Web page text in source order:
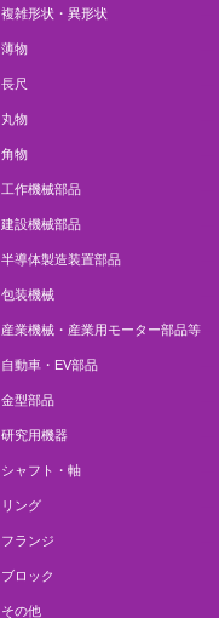
複雑形状・異形状
薄物
長尺
丸物
角物
工作機械部品
建設機械部品
半導体製造装置部品
包装機械
産業機械・産業用モーター部品等
自動車・EV部品
金型部品
研究用機器
シャフト・軸
リング
フランジ
ブロック
その他